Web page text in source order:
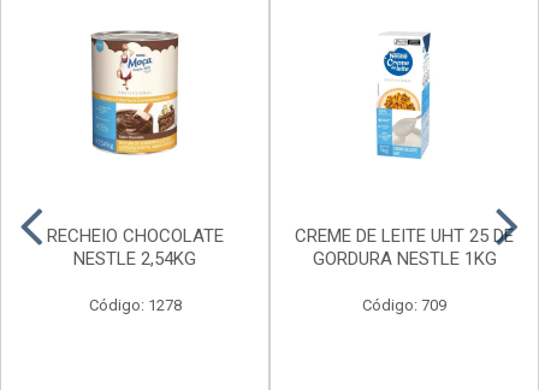
RECHEIO CHOCOLATE
NESTLE 2,54KG
Código: 1278
CREME DE LEITE UHT 25 DE
GORDURA NESTLE 1KG
Código: 709